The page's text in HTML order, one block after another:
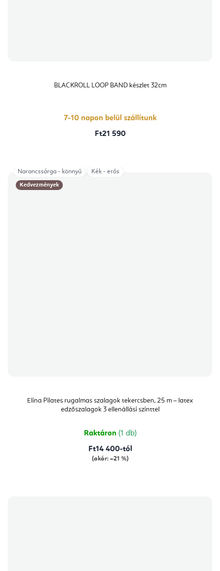
BLACKROLL LOOP BAND készlet 32cm
7-10 napon belül szállítunk
Ft21 590
Kedvezmények
Elina Pilates rugalmas szalagok tekercsben, 25 m – latex
edzőszalagok 3 ellenállási szinttel
Raktáron (1 db)
Ft14 400-tól
(akár: –21 %)
Narancssárga - könnyű Kék - erős